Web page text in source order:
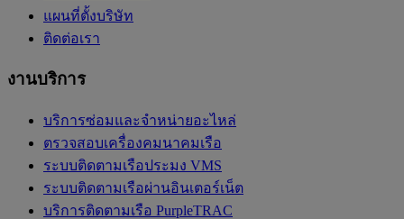
แผนที่ตั้งบริษัท
ติดต่อเรา
งานบริการ
บริการซ่อมและจำหน่ายอะไหล่
ตรวจสอบเครื่องคมนาคมเรือ
ระบบติดตามเรือประมง VMS
ระบบติดตามเรือผ่านอินเตอร์เน็ต
บริการติดตามเรือ PurpleTRAC